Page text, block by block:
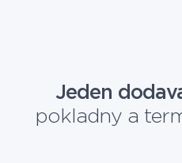
Jeden
pokladny a